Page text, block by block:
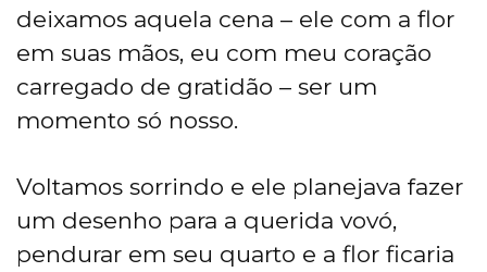
deixamos aquela cena – ele com a flor
em suas mãos, eu com meu coração
carregado de gratidão – ser um
momento só nosso.
Voltamos sorrindo e ele planejava fazer
um desenho para a querida vovó,
pendurar em seu quarto e a flor ficaria